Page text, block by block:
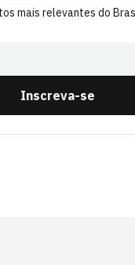
mais relevantes do
Inscreva-se